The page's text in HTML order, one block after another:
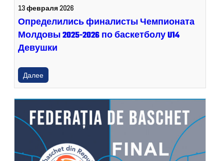
13 февраля 2026
Определились финалисты Чемпионата
Молдовы 2025-2026 по баскетболу U14
Девушки
Далее